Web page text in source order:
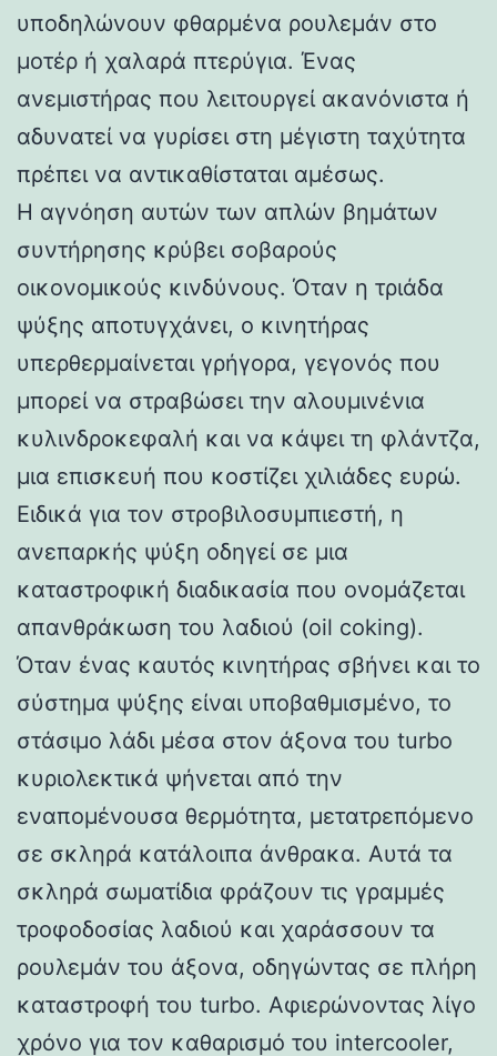
υποδηλώνουν φθαρμένα ρουλεμάν στο
μοτέρ ή χαλαρά πτερύγια. Ένας
ανεμιστήρας που λειτουργεί ακανόνιστα ή
αδυνατεί να γυρίσει στη μέγιστη ταχύτητα
πρέπει να αντικαθίσταται αμέσως.
Η αγνόηση αυτών των απλών βημάτων
συντήρησης κρύβει σοβαρούς
οικονομικούς κινδύνους. Όταν η τριάδα
ψύξης αποτυγχάνει, ο κινητήρας
υπερθερμαίνεται γρήγορα, γεγονός που
μπορεί να στραβώσει την αλουμινένια
κυλινδροκεφαλή και να κάψει τη φλάντζα,
μια επισκευή που κοστίζει χιλιάδες ευρώ.
Ειδικά για τον στροβιλοσυμπιεστή, η
ανεπαρκής ψύξη οδηγεί σε μια
καταστροφική διαδικασία που ονομάζεται
απανθράκωση του λαδιού (oil coking).
Όταν ένας καυτός κινητήρας σβήνει και το
σύστημα ψύξης είναι υποβαθμισμένο, το
στάσιμο λάδι μέσα στον άξονα του turbo
κυριολεκτικά ψήνεται από την
εναπομένουσα θερμότητα, μετατρεπόμενο
σε σκληρά κατάλοιπα άνθρακα. Αυτά τα
σκληρά σωματίδια φράζουν τις γραμμές
τροφοδοσίας λαδιού και χαράσσουν τα
ρουλεμάν του άξονα, οδηγώντας σε πλήρη
καταστροφή του turbo. Αφιερώνοντας λίγο
χρόνο για τον καθαρισμό του intercooler,